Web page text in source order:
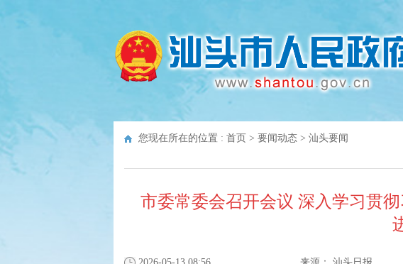
您现在所在的位置 : 首页 > 要闻动态 > 汕头要闻
市委常委会召开会议 深入学习贯